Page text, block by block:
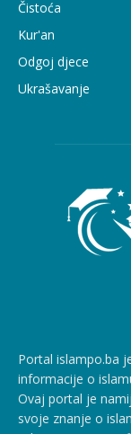
Čistoća
Kur'an
Odgoj djece
Ukrašavanje
Portal islampo.ba
informacije o
Ovaj portal je
svoje znanje o